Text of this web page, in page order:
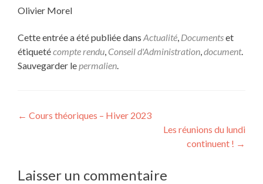
Olivier Morel
Cette entrée a été publiée dans Actualité, Documentset
étiquetécompte rendu, Conseil d'Administration,document.
Sauvegarder lepermalien.
Navigation
← Cours théoriques – Hiver 2023
Les réunions du lundi
continuent ! →
Laisser un commentaire